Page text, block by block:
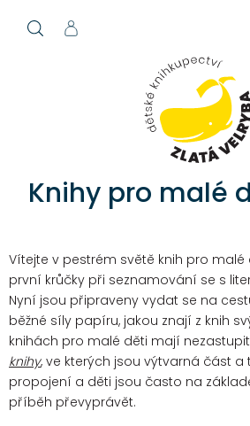
Knihy pro malé
Vítejte v pestrém světě knih pro malé
první krůčky při seznamování se s
Nyní jsou připraveny vydat se na
běžné síly papíru, jakou znají z knih
knihách pro malé děti mají
knihy, ve kterých jsou výtvarná část a
propojení a děti jsou často na
příběh převyprávět.